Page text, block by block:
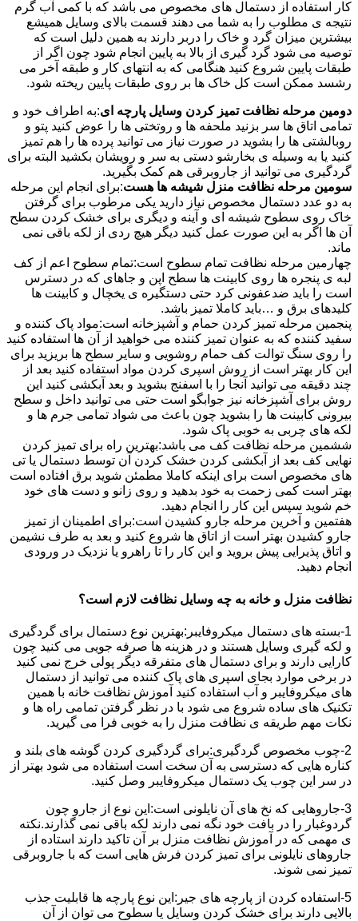
کار استفاده از دستمال های مخصوص می باشد که با کمی آب گرم
نتیجه ی مطلوب را به شما می دهند قسمت بالای وسایل همیشع
بیشترین میزان گرد و خاک را دربر دارند به همین دلیل است که
توصیه می شود گرد گیری از بالا به پایین انجام شود چون اگر از
طبقات پایین شروع کنید هنگامی که به انتهای کار و طبقه آخر می
رشسد ممکن است کل خاک ها بر روی طبقات پایین ریخته شود.
دومین مرحله نظافت تمیز کردن وسایل پارچه ای:به اطراف خود و
تمامی اتاق ها سر بزنید ملحفه ها و روتختی ها را عوض کنید پتو و
روبالشتی ها را بشوید در صورت نیاز می توانید پرده ها را هم تمیز
کنید یا به وسیله ی بخارشو دستی به سر و رویشان بکشید البته برای
گردگیری می توانید از جاروبرقی هم کمک بگیرید.
سومین مرحله نظافت منزل شیشه ها هست:برای انجام این مرحله
به دو عدد دستمال مخصوص نیاز دارید یکی مرطوب برای گرفتن
خاک روی سطوح شیشه ای و آینه و دیگری برای خشک کردن سطح
آن ها اگر به این صورت عمل کنید دیگر هیچ ردی از لکه باقی نمی
ماند.
چهارمین مرحله نظافت تمام سطوح است:تمام سطوح اعم از کف
لبه ی پنجره ها روی کابینت ها سطح اپن و جاهای که در دسترس
است را باید ضدعفونی کرد حتی دستگیره ی یخچال و کابینت ها
کلیدهای برق و …باید کاملا تمیز باشد.
پنجمین مرحله تمیز کردن حمام و آشپزخانه است:مواد پاک کننده و
سفید کننده که به عنوان تمیز کننده می خواهید از آن ها استفاده کنید
را روی سنگ توالت کف حمام روشویی و سایر سطح ها بریزید برای
این کار بهتر است از روش اسپری کردن مواد استفاده کنید بعد از
چند دقیقه می توانید آنجا را با اسفنج بشوید و بعد آبکشی کنید این
روش برای آشپزخانه نیز جوابگو است حتی می توانید داخل و سطح
بیرونی کابینت ها را بشوید چون باعث می شواد تمامی جرم ها و
لکه های چربی به خوبی پاک شود.
ششمین مرحله نظافت کف می باشد:بهترین راه برای تمیز کردن
نهایی کف بعد از آبکشی کردن خشک کردن آن توسط دستمال یا تی
های مخصوص است برای اینکه کاملا مطمئن شوید برق افتاده است
بهتر است کمی زحمت به خود بدهید و روی زانو و دست های خود
خم شوید سپس این کار را انجام دهید.
هفتمین و آخرین مرحله جارو کشیدن است:برای اطمینان از تمیز
جارو کشیدن بهتر است از اتاق ها شروع کنید و بعد به طرف نشیمن
و اتاق پذیرایی پیش بروید و این کار را تا راهرو یا نزدیک در ورودی
انجام دهید.
نظافت منزل و خانه به چه وسایل نظافت لازم است؟
1-بسته های دستمال میکروفایبر:بهترین نوع دستمال برای گردگیری
و لکه گیری وسایل هستند و در هزینه ها صرفه جویی می کنید چون
کارایی دارند و برای دستمال های متفرقه دیگر پولی خرج نمی کنید
در برخی موارد بجای اسپری های پاک کننده می توانید از دستمال
های میکروفایبر و آب استفاده کنید آموزش نظافت خانه با همین
تکنیک های ساده شروع می شود با در نظر گرفتن تمامی راه ها و
نکات مهم طریقه ی نظافت منزل را به خوبی فرا می گیرید.
2-چوب مخصوص گردگیری:برای گردگیری کردن گوشه های بلند و
کناره هایی که دسترسی به آن سخت است استفاده می شود بهتر از
در سر این چوب یک دستمال میکروفایبر وصل کنید.
3-جاروهایی که نخ های آن نایلونی است:این نوع از جارو چون
گردوغبار را در بافت خود نگه نمی دارند لکه باقی نمی گذارند.نکته
ی مهمی که در آموزش نظافت منزل بر آن تاکید دارند استاده از
جاروهای نایلونی برای تمیز کردن فرش هایی است که با جاروبرقی
تمیز نمی شوند.
5-استفاده کردن از پارچه های جیر:این نوع پارچه ها قابلیت جذب
بالایی دارند برای خشک کردن وسایل یا سطوح می توان از آن